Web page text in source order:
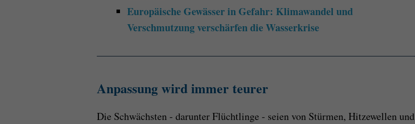
Europäische Gewässer in Gefahr: Klimawandel und
Verschmutzung verschärfen die Wasserkrise
Anpassung wird immer teurer
Die Schwächsten - darunter Flüchtlinge - seien von Stürmen, Hitzewellen und